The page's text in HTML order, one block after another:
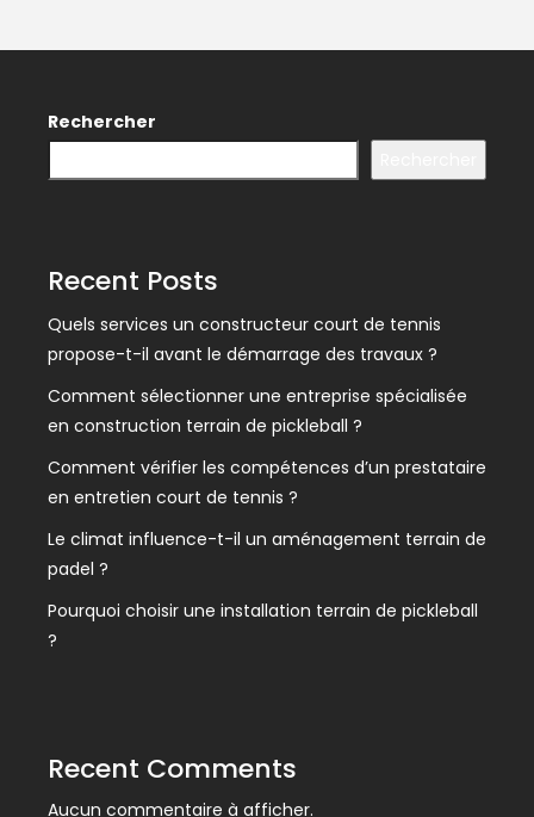
Rechercher
Recent Posts
Quels services un constructeur court de tennis
propose-t-il avant le démarrage des travaux ?
Comment sélectionner une entreprise spécialisée
en construction terrain de pickleball ?
Comment vérifier les compétences d’un prestataire
en entretien court de tennis ?
Le climat influence-t-il un aménagement terrain de
padel ?
Pourquoi choisir une installation terrain de pickleball
?
Recent Comments
Aucun commentaire à afficher.